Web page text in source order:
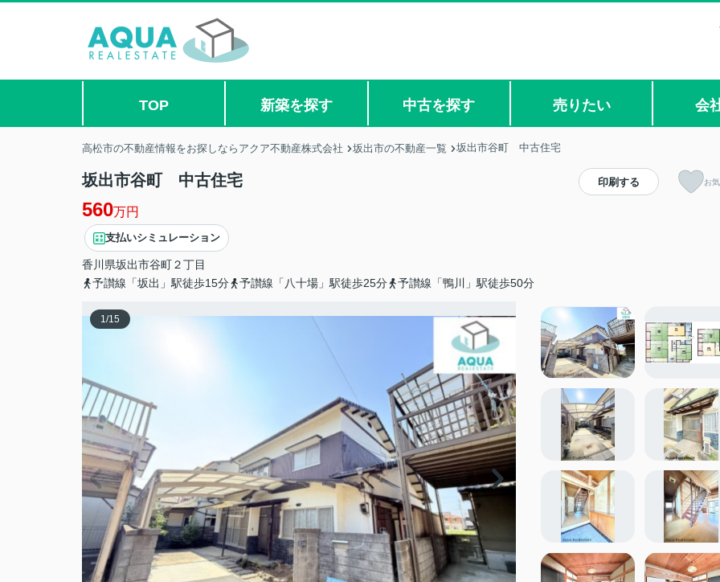
TOP 新築を探す 中古を探す 売りたい 会
高松市の不動産情報をお探しならアクア不動産株式会社 坂出市の不動産一覧 坂出市谷町 中古住宅
坂出市谷町 中古住宅
560万円
支払いシミュレーション
香川県坂出市谷町２丁目
予讃線「坂出」駅徒歩15分
予讃線「八十場」駅徒歩25分 予讃線「鴨川」駅徒歩50分
印刷する お
1/15